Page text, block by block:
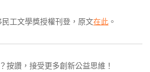
工文學獎授權刊登，原文在此 。
按讚，接受更多創新公益思維！